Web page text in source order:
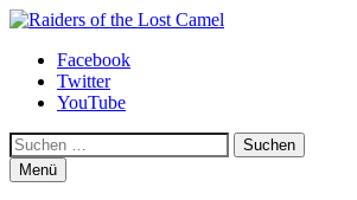
Zum
springen
Raiders of the Lost Camel
Facebook
Twitter
YouTube
Suchen
Menü